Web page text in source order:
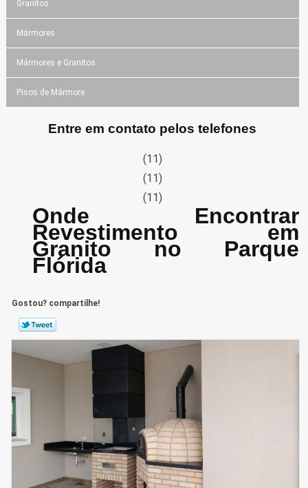
Granitos
Mármores
Mármores e Granitos
Pisos de Mármore
Entre em contato pelos telefones
(11)
(11)
(11)
Onde Encontrar
Revestimento em
Granito no Parque
Flórida
Gostou? compartilhe!